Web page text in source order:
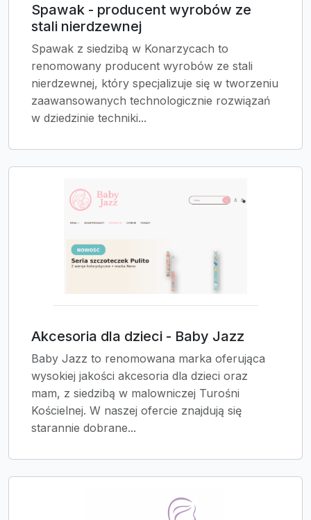
Spawak - producent wyrobów ze
stali nierdzewnej
Spawak z siedzibą w Konarzycach to
renomowany producent wyrobów ze stali
nierdzewnej, który specjalizuje się w tworzeniu
zaawansowanych technologicznie rozwiązań
w dziedzinie techniki...
Akcesoria dla dzieci - Baby Jazz
Baby Jazz to renomowana marka oferująca
wysokiej jakości akcesoria dla dzieci oraz
mam, z siedzibą w malowniczej Turośni
Kościelnej. W naszej ofercie znajdują się
starannie dobrane...